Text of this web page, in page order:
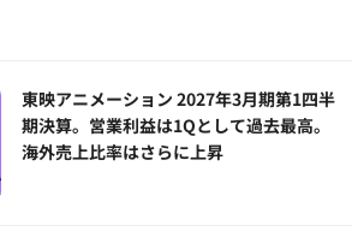
東映アニメーション 2027年3月期第1四半
期決算。営業利益は1Qとして過去最高。
海外売上比率はさらに上昇